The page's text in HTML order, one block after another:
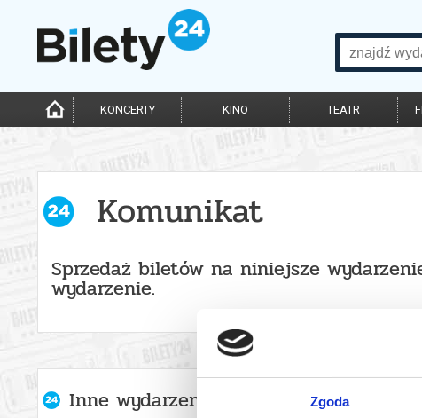
Zgoda
KONCERTY KINO TEATR
Komunikat
Sprzedaż biletów na niniejsze
wydarzenie.
Inne wydarzenia organizatora